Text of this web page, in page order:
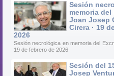
Sesión
memoria del
Joan Josep
Cirera · 19
2026
Sesión necrológica en memoria del
19 de febrero de 2026
Sesión del
Josep